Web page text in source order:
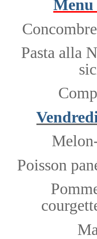
Menu
Pasta alla
Poisson